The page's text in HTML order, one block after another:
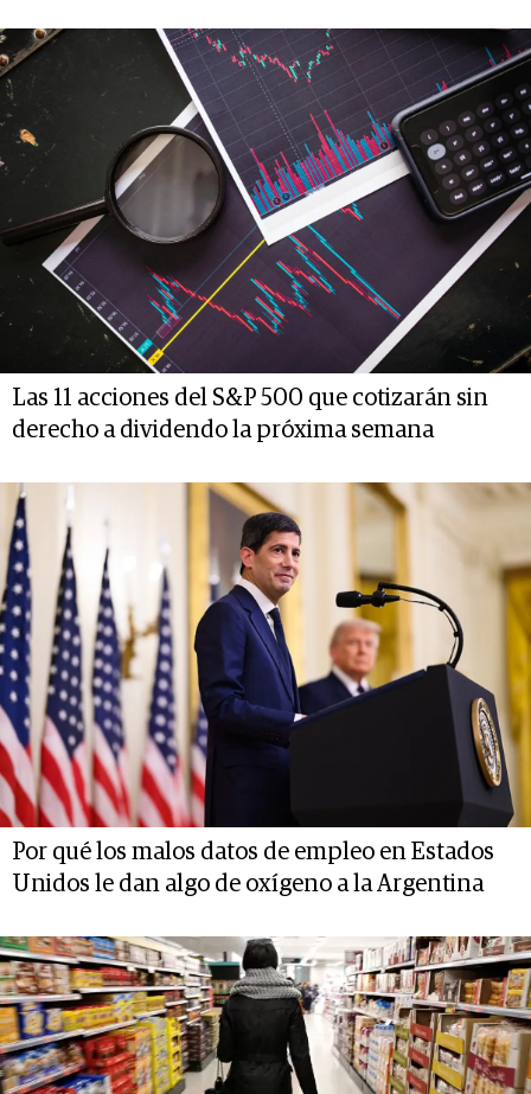
Las 11 acciones del S&P 500 que cotizarán sin
derecho a dividendo la próxima semana
Por qué los malos datos de empleo en Estados
Unidos le dan algo de oxígeno a la Argentina